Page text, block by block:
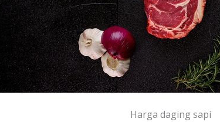
Harga daging sapi